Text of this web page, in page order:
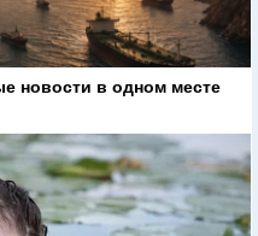
новости в одном месте